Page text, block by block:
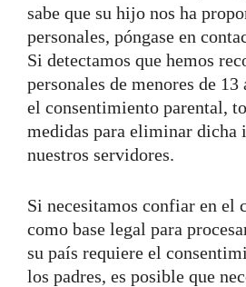
sabe que su hijo nos ha
personales, póngase en
Si detectamos que hemos
personales de menores de
el consentimiento parental,
medidas para eliminar dicha
nuestros servidores.
Si necesitamos confiar en el
como base legal para
su país requiere el
los padres, es posible que